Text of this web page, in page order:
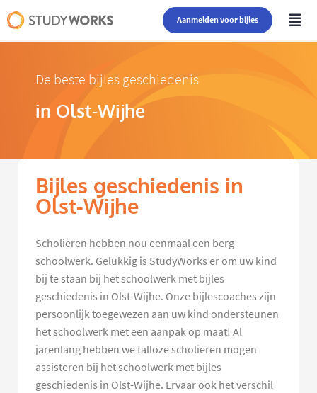
Aanmelden voor bijles
De beste bijles geschiedenis
in Olst-Wijhe
Bijles geschiedenis in
Olst-Wijhe
Scholieren hebben nou eenmaal een berg
schoolwerk. Gelukkig is StudyWorks er om uw kind
bij te staan bij het schoolwerk met bijles
geschiedenis in Olst-Wijhe. Onze bijlescoaches zijn
persoonlijk toegewezen aan uw kind ondersteunen
het schoolwerk met een aanpak op maat! Al
jarenlang hebben we talloze scholieren mogen
assisteren bij het schoolwerk met bijles
geschiedenis in Olst-Wijhe. Ervaar ook het verschil